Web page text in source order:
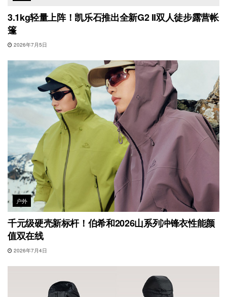
3.1kg轻量上阵！凯乐石推出全新G2 II双人徒步露营帐
篷
2026年7月5日
户外
千元级硬壳新标杆！伯希和2026山系列冲锋衣性能颜
值双在线
2026年7月4日